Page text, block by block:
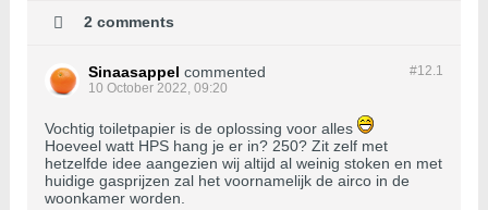
2 comments
#12.1
Sinaasappel commented
10 October 2022, 09:20
Vochtig toiletpapier is de oplossing voor alles
Hoeveel watt HPS hang je er in? 250? Zit zelf met
hetzelfde idee aangezien wij altijd al weinig stoken en met
huidige gasprijzen zal het voornamelijk de airco in de
woonkamer worden.